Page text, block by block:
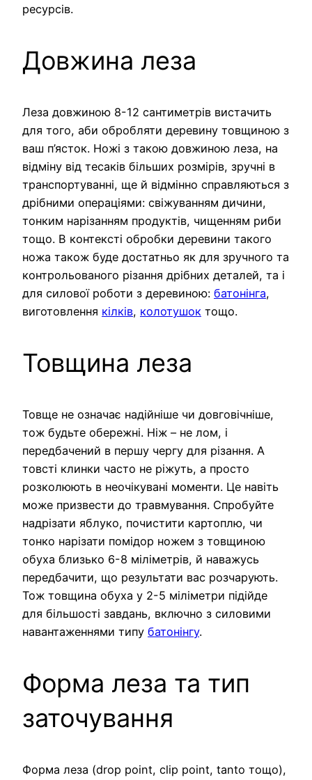
ресурсів.
Довжина леза
Леза довжиною 8-12 сантиметрів вистачить
для того, аби обробляти деревину товщиною з
ваш п’ясток. Ножі з такою довжиною леза, на
відміну від тесаків більших розмірів, зручні в
транспортуванні, ще й відмінно справляються з
дрібними операціями: свіжуванням дичини,
тонким нарізанням продуктів, чищенням риби
тощо. В контексті обробки деревини такого
ножа також буде достатньо як для зручного та
контрольованого різання дрібних деталей, та і
для силової роботи з деревиною: батонінга,
виготовлення кілків, колотушок тощо.
Товщина леза
Товще не означає надійніше чи довговічніше,
тож будьте обережні. Ніж – не лом, і
передбачений в першу чергу для різання. А
товсті клинки часто не ріжуть, а просто
розколюють в неочікувані моменти. Це навіть
може призвести до травмування. Спробуйте
надрізати яблуко, почистити картоплю, чи
тонко нарізати помідор ножем з товщиною
обуха близько 6-8 міліметрів, й наважусь
передбачити, що результати вас розчарують.
Тож товщина обуха у 2-5 міліметри підійде
для більшості завдань, включно з силовими
навантаженнями типу батонінгу.
Форма леза та тип
заточування
Форма леза (drop point, clip point, tanto тощо),